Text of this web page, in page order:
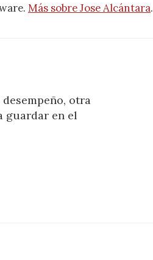
Más sobre Jose Alcántara.
otra
guardar en el